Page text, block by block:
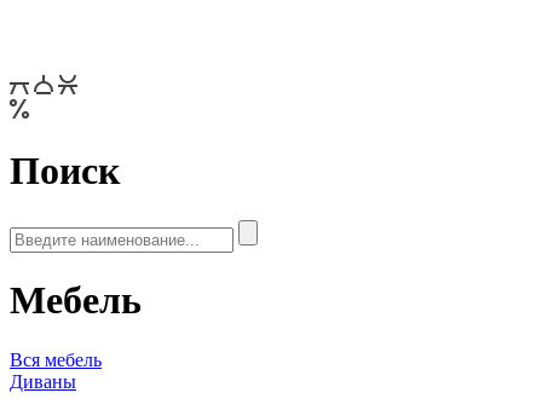
Поиск
Мебель
Вся мебель
Диваны